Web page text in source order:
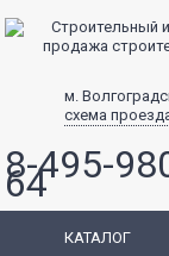
м.
схема
8-495-
64
КАТАЛОГ